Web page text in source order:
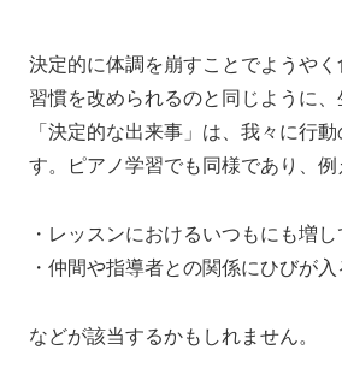
決定的に体調を崩すことでようや
習慣を改められるのと同じように
「決定的な出来事」は、我々に行
す。ピアノ学習でも同様であり、例
・レッスンにおけるいつもにも増
・仲間や指導者との関係にひびが
などが該当するかもしれません。